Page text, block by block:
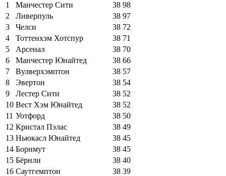
1
Манчестер Сити 38 98
2
Ливерпуль 38 97
3
Челси 38 72
4
Тоттенхэм Хотспур 38 71
5
Арсенал 38 70
6
Манчестер Юнайтед 38 66
7
Вулверхэмптон 38 57
8
Эвертон 38 54
9
Лестер Сити 38 52
10 Вест Хэм Юнайтед 38 52
11 Уотфорд 38 50
12 Кристал Пэлас 38 49
13 Ньюкасл Юнайтед 38 45
14 Борнмут 38 45
15 Бёрнли 38 40
16 Саутгемптон 38 39